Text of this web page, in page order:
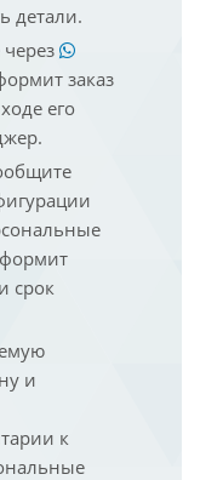
детали.
заказ
его
срок
и
к